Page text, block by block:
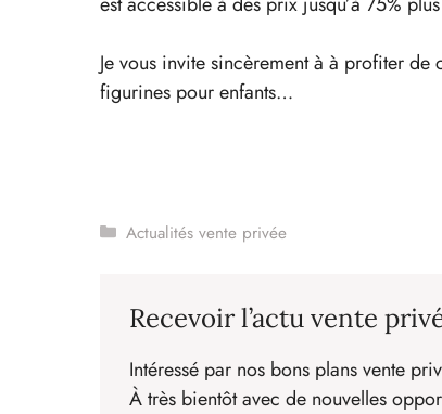
Je vous invite sincèrement à à profiter
figurines pour enfants…
Catégories
Actualités vente privée
Recevoir l’actu vente
Intéressé par nos bons plans vente
À très bientôt avec de nouvelles